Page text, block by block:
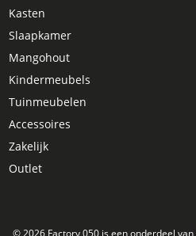
Kasten
Slaapkamer
Mangohout
Kindermeubels
Tuinmeubelen
Accessoires
Zakelijk
Outlet